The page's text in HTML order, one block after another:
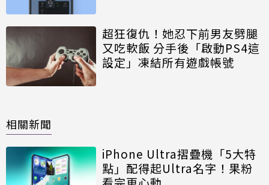
超狂復仇！她忍下前男友劈腿
又吃軟飯 分手後「啟動PS4這
設定」凍結所有遊戲帳號
相關新聞
iPhone Ultra摺疊機「5大特
點」配得起Ultra名字！果粉